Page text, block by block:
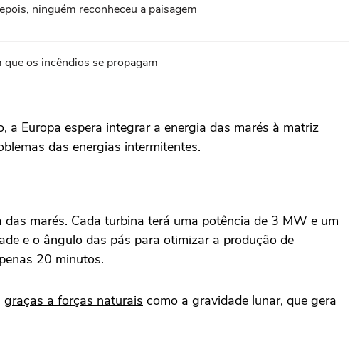
ninguém reconheceu a paisagem
os incêndios se propagam
a Europa espera integrar a energia das marés à matriz
das energias intermitentes.
marés. Cada turbina terá uma potência de 3 MW e um
e o ângulo das pás para otimizar a produção de
20 minutos.
graças a forças naturais como a gravidade lunar, que gera